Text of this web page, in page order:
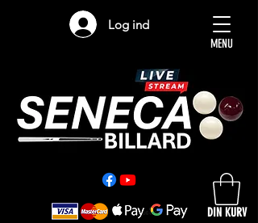
MENU
DIN KURV
Log ind